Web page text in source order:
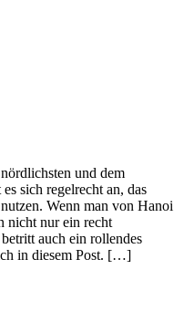
und dem
sich regelrecht an, das
Wenn man von Hanoi
nicht nur ein recht
auch ein rollendes
in diesem Post. […]